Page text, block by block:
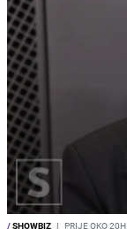
/SHOWBIZ I PRIJE OKO 20H